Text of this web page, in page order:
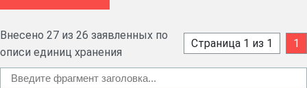
Внесено 27 из 26 заявленных по
описи единиц хранения
Страница 1 из 1 1